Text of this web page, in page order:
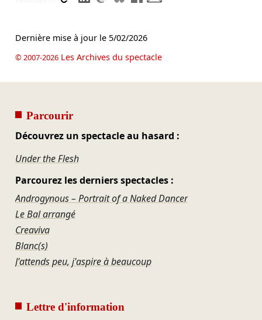
Dernière mise à jour le 5/02/2026
© 2007-2026Les Archives du spectacle
Parcourir
Découvrez un spectacle au hasard :
Under the Flesh
Parcourez les derniers spectacles :
Androgynous – Portrait of a Naked Dancer
Le Bal arrangé
Creaviva
Blanc(s)
J'attends peu, j'aspire à beaucoup
Lettre d'information